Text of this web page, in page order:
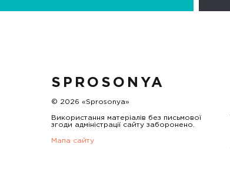
SPROSONYA
© 2026 «Sprosonya»
Використання матеріалів без письмової
згоди адміністрації сайту заборонено.
Мапа сайту